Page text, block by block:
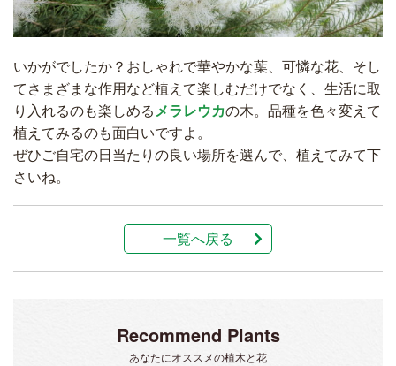
いかがでしたか？おしゃれで華やかな葉、可憐な花、そし
てさまざまな作用など植えて楽しむだけでなく、生活に取
り入れるのも楽しめるメラレウカの木。品種を色々変えて
植えてみるのも面白いですよ。
ぜひご自宅の日当たりの良い場所を選んで、植えてみて下
さいね。
一覧へ戻る
Recommend Plants
あなたにオススメの植木と花